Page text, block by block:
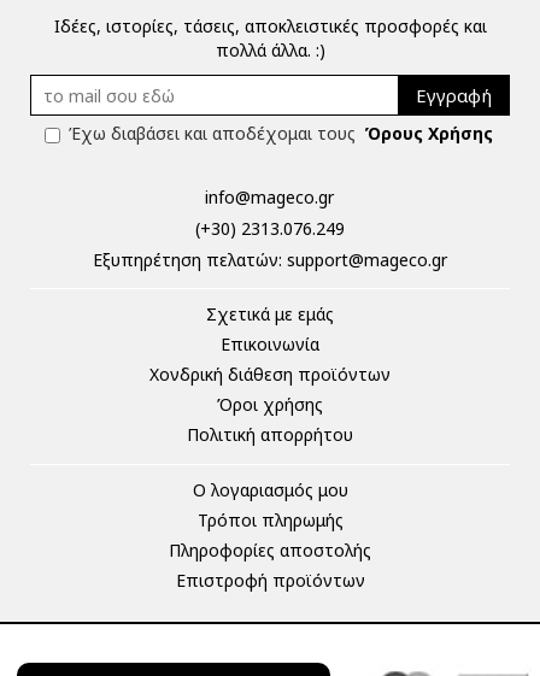
Ιδέες, ιστορίες, τάσεις, αποκλειστικές προσφορές και
πολλά άλλα. :)
Εγγραφή
Έχω διαβάσει και αποδέχομαι τους Όρους Χρήσης
info@mageco.gr
(+30) 2313.076.249
Eξυπηρέτηση πελατών: support@mageco.gr
Σχετικά με εμάς
Επικοινωνία
Χονδρική διάθεση προϊόντων
Όροι χρήσης
Πολιτική απορρήτου
Ο λογαριασμός μου
Τρόποι πληρωμής
Πληροφορίες αποστολής
Επιστροφή προϊόντων